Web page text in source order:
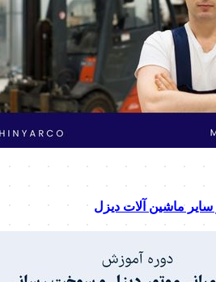
سایر ماشین آلات دیزل